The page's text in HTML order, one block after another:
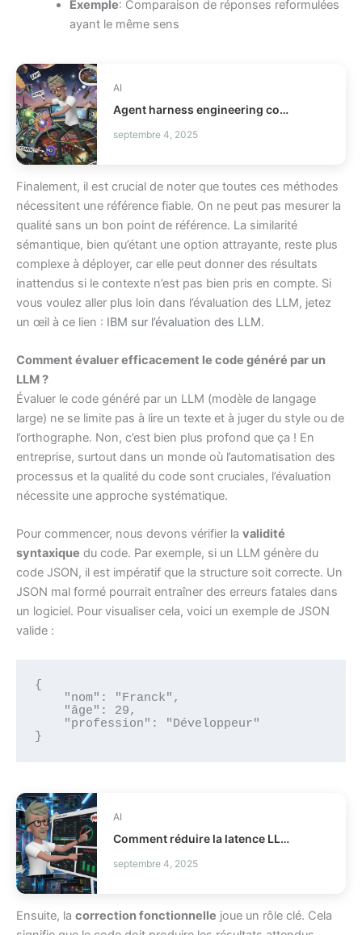
Exemple: Comparaison de réponses reformulées
ayant le même sens
AI
Agent harness engineering comment fiabiliser vos agents IA ?
septembre 4, 2025
Finalement, il est crucial de noter que toutes ces méthodes
nécessitent une référence fiable. On ne peut pas mesurer la
qualité sans un bon point de référence. La similarité
sémantique, bien qu’étant une option attrayante, reste plus
complexe à déployer, car elle peut donner des résultats
inattendus si le contexte n’est pas bien pris en compte. Si
vous voulez aller plus loin dans l’évaluation des LLM, jetez
un œil à ce lien : IBM sur l’évaluation des LLM.
Comment évaluer efficacement le code généré par un
LLM ?
Évaluer le code généré par un LLM (modèle de langage
large) ne se limite pas à lire un texte et à juger du style ou de
l’orthographe. Non, c’est bien plus profond que ça ! En
entreprise, surtout dans un monde où l’automatisation des
processus et la qualité du code sont cruciales, l’évaluation
nécessite une approche systématique.
Pour commencer, nous devons vérifier la validité
syntaxique du code. Par exemple, si un LLM génère du
code JSON, il est impératif que la structure soit correcte. Un
JSON mal formé pourrait entraîner des erreurs fatales dans
un logiciel. Pour visualiser cela, voici un exemple de JSON
valide :
{
}
AI
Comment réduire la latence LLM et les coûts en production ?
septembre 4, 2025
Ensuite, la correction fonctionnelle joue un rôle clé. Cela